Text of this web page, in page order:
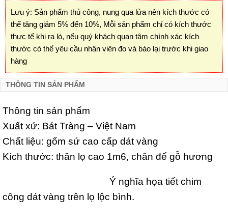
Lưu ý: Sản phẩm thủ công, nung qua lửa nên kích thước có
thể tăng giảm 5% đến 10%, Mỗi sản phẩm chỉ có kích thước
thực tế khi ra lò, nếu quý khách quan tâm chính xác kích
thước có thể yêu cầu nhân viên đo và báo lại trước khi giao
hàng
THÔNG TIN SẢN PHẨM
Thông tin sản phẩm
Xuất xứ: Bát Tràng – Việt Nam
Chất liệu: gốm sứ cao cấp dát vàng
Kích thước: thân lọ cao 1m6, chân đế gỗ hương
Ý nghĩa họa tiết chim
công dát vàng trên lọ lộc bình.